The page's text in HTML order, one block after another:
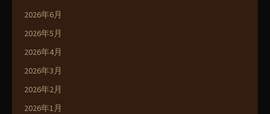
2026年6月
2026年5月
2026年4月
2026年3月
2026年2月
2026年1月